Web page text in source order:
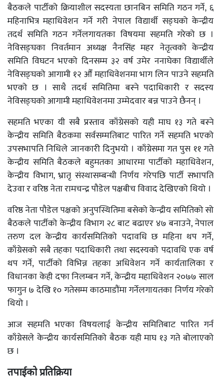
बैठकले पार्टीको क्रियाशील सदस्यता छानबिन समिति गठन गर्ने, ६
महिनाभित्र महाधिवेशन गर्ने गरी नेपाल विद्यार्थी सङ्घको केन्द्रीय
तदर्थ समिति गठन गर्नेलगायतका विषयमा सहमति गरेको छ ।
नेविसङ्घका निवर्तमान अध्यक्ष नैनसिंह महर नेतृत्वको केन्द्रीय
समिति विघटन भएको दिनसम्म ३२ वर्ष उमेर ननाघेका विद्यार्थीले
नेविसङ्घको आगामी १२ औँ महाधिवेशनमा भाग लिन पाउने सहमति
भएको छ । साथै तदर्थ समितिमा बस्ने पदाधिकारी र सदस्य
नेविसङ्घको आगामी महाधिवेशनमा उम्मेदवार बन्न पाउने छैनन् ।
सहमति भएका यी सबै प्रस्ताव काँग्रेसको यही माघ १३ गते बस्ने
केन्द्रीय समिति बैठकमा सर्वसम्मतिबाट पारित गर्ने सहमति भएको
उपसभापति निधिले जानकारी दिनुभयो । काँग्रेसमा गत पुस ११ गते
केन्द्रीय समिति बैठकले बहुमतका आधारमा पार्टीको महाधिवेशन,
केन्द्रीय विभाग, भ्रातृ संस्थासम्बन्धी निर्णय गरेपछि पार्टी सभापति
देउवा र वरिष्ठ नेता रामचन्द्र पौडेल पक्षबीच विवाद देखिएको थियो ।
वरिष्ठ नेता पौडेल पक्षको अनुपस्थितिमा बसेको केन्द्रीय समितिको सो
बैठकले पार्टीको केन्द्रीय विभाग २८ बाट बढाएर ४७ बनाउने, नेपाल
तरुण दल केन्द्रीय कार्यसमितिको पदावधि छ महिना थप गर्ने,
काँग्रेसको सबै तहका पदाधिकारी तथा सदस्यको पदावधि एक वर्ष
थप गर्ने, पार्टीको विभिन्न तहका अधिवेशन गर्ने कार्यतालिका र
विधानका केही दफा निलम्बन गर्ने, केन्द्रीय महाधिवेशन २०७७ साल
फागुन ७ देखि १० गतेसम्म काठमाडौंमा गर्नेलगायतका निर्णय गरेको
थियो ।
आज सहमति भएका विषयलाई केन्द्रीय समितिबाट पारित गर्न
काँग्रेसले केन्द्रीय कार्यसमितिको बैठक यही माघ १३ गते बोलाएको
छ ।
तपाईको प्रतिक्रिया